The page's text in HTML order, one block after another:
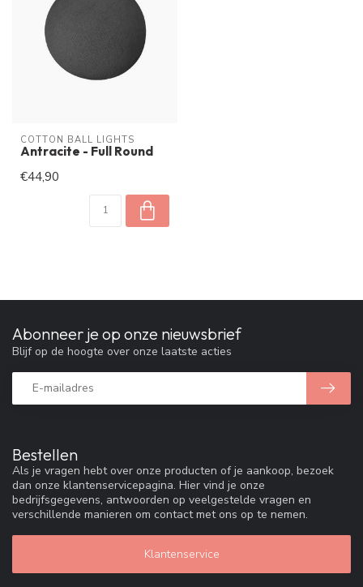
COTTON BALL LIGHTS
Antracite - Full Round
€44,90
Bestellen
Als je vragen hebt over onze producten of je aankoop, bezoek
dan onze klantenservicepagina. Hier vind je onze
bedrijfsgegevens, antwoorden op veelgestelde vragen en
verschillende manieren om contact met ons op te nemen.
Klantenservice
Abonneer je op onze nieuwsbrief
Blijf op de hoogte over onze laatste acties